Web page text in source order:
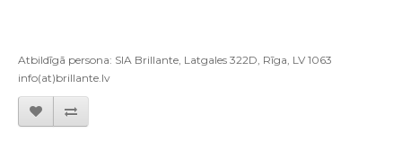
Atbildīgā persona: SIA Brillante, Latgales 322D, Rīga, LV 1063
info(at)brillante.lv